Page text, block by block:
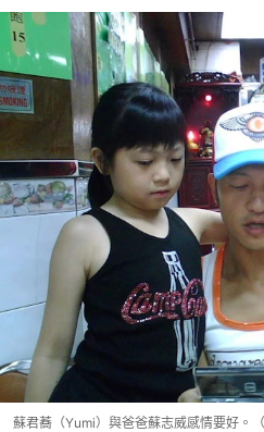
蘇君蕎（Yumi）與爸爸蘇志威感情要好。